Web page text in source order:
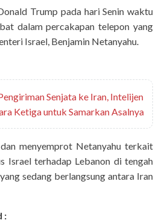
Trump pada hari Senin waktu
dalam percakapan telepon yang
Israel, Benjamin Netanyahu.
Senjata ke Iran, Intelijen
Ketiga untuk Samarkan Asalnya
menyemprot Netanyahu terkait
Israel terhadap Lebanon di tengah
sedang berlangsung antara Iran
: